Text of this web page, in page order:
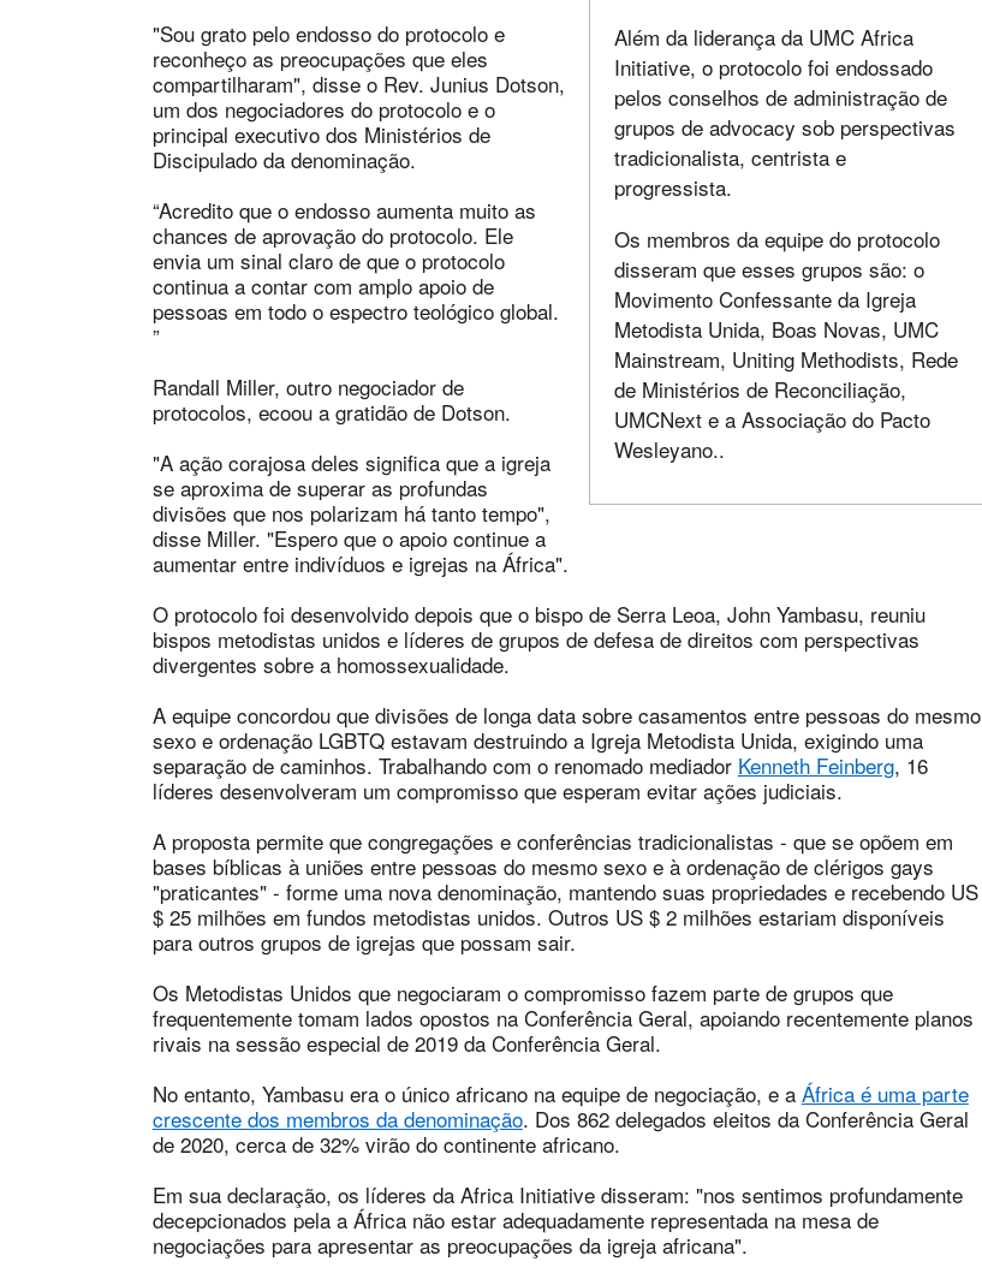
Além da liderança da UMC Africa
Initiative, o protocolo foi endossado
pelos conselhos de administração de
grupos de advocacy sob perspectivas
tradicionalista, centrista e
progressista.
Os membros da equipe do protocolo
disseram que esses grupos são: o
Movimento Confessante da Igreja
Metodista Unida, Boas Novas, UMC
Mainstream, Uniting Methodists, Rede
de Ministérios de Reconciliação,
UMCNext e a Associação do Pacto
Wesleyano..
"Sou grato pelo endosso do protocolo e
reconheço as preocupações que eles
compartilharam", disse o Rev. Junius Dotson,
um dos negociadores do protocolo e o
principal executivo dos Ministérios de
Discipulado da denominação.
“Acredito que o endosso aumenta muito as
chances de aprovação do protocolo. Ele
envia um sinal claro de que o protocolo
continua a contar com amplo apoio de
pessoas em todo o espectro teológico global.
”
Randall Miller, outro negociador de
protocolos, ecoou a gratidão de Dotson.
"A ação corajosa deles significa que a igreja
se aproxima de superar as profundas
divisões que nos polarizam há tanto tempo",
disse Miller. "Espero que o apoio continue a
aumentar entre indivíduos e igrejas na África".
O protocolo foi desenvolvido depois que o bispo de Serra Leoa, John Yambasu, reuniu
bispos metodistas unidos e líderes de grupos de defesa de direitos com perspectivas
divergentes sobre a homossexualidade.
A equipe concordou que divisões de longa data sobre casamentos entre pessoas do mesmo
sexo e ordenação LGBTQ estavam destruindo a Igreja Metodista Unida, exigindo uma
separação de caminhos. Trabalhando com o renomado mediador Kenneth Feinberg, 16
líderes desenvolveram um compromisso que esperam evitar ações judiciais.
A proposta permite que congregações e conferências tradicionalistas - que se opõem em
bases bíblicas à uniões entre pessoas do mesmo sexo e à ordenação de clérigos gays
"praticantes" - forme uma nova denominação, mantendo suas propriedades e recebendo US
$ 25 milhões em fundos metodistas unidos. Outros US $ 2 milhões estariam disponíveis
para outros grupos de igrejas que possam sair.
Os Metodistas Unidos que negociaram o compromisso fazem parte de grupos que
frequentemente tomam lados opostos na Conferência Geral, apoiando recentemente planos
rivais na sessão especial de 2019 da Conferência Geral.
No entanto, Yambasu era o único africano na equipe de negociação, e a África é uma parte
crescente dos membros da denominação. Dos 862 delegados eleitos da Conferência Geral
de 2020, cerca de 32% virão do continente africano.
Em sua declaração, os líderes da Africa Initiative disseram: "nos sentimos profundamente
decepcionados pela a África não estar adequadamente representada na mesa de
negociações para apresentar as preocupações da igreja africana".